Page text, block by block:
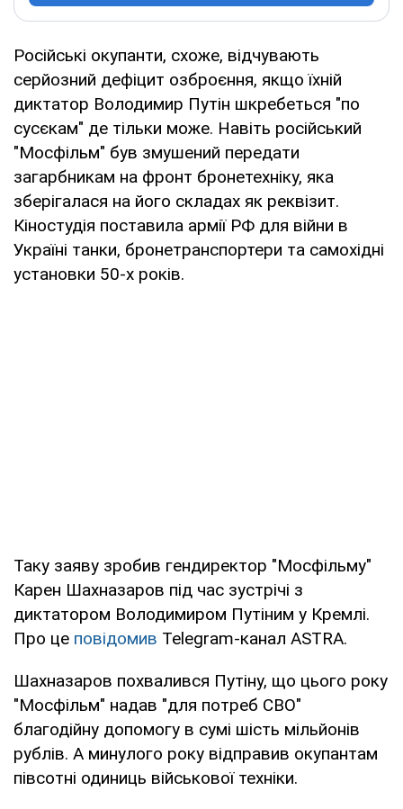
Російські окупанти, схоже, відчувають
серйозний дефіцит озброєння, якщо їхній
диктатор Володимир Путін шкребеться "по
сусєкам" де тільки може. Навіть російський
"Мосфільм" був змушений передати
загарбникам на фронт бронетехніку, яка
зберігалася на його складах як реквізит.
Кіностудія поставила армії РФ для війни в
Україні танки, бронетранспортери та самохідні
установки 50-х років.
Таку заяву зробив гендиректор "Мосфільму"
Карен Шахназаров під час зустрічі з
диктатором Володимиром Путіним у Кремлі.
Про це повідомив Telegram-канал ASTRA.
Шахназаров похвалився Путіну, що цього року
"Мосфільм" надав "для потреб СВО"
благодійну допомогу в сумі шість мільйонів
рублів. А минулого року відправив окупантам
півсотні одиниць військової техніки.